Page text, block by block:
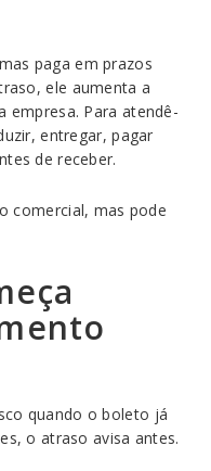
paga em prazos
ele aumenta a
empresa. Para atendê-
entregar, pagar
de receber.
comercial, mas pode
quando o boleto já
o atraso avisa antes.